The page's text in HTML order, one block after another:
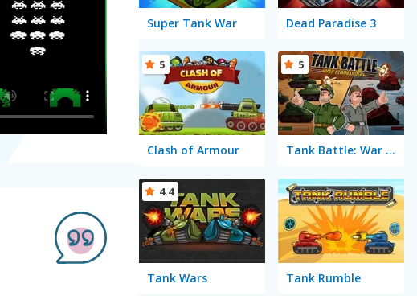
Super Tank War Dead Paradise 3
Clash of Armour
5
Tank Battle: War Commander
5
Tank Wars
4.4
Tank Rumble